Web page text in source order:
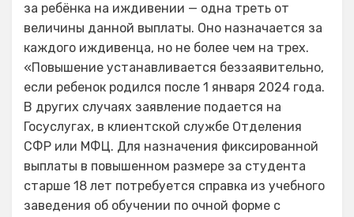
за ребёнка на иждивении — одна треть от
величины данной выплаты. Оно назначается за
каждого иждивенца, но не более чем на трех.
«Повышение устанавливается беззаявительно,
если ребенок родился после 1 января 2024 года.
В других случаях заявление подается на
Госуслугах, в клиентской службе Отделения
СФР или МФЦ. Для назначения фиксированной
выплаты в повышенном размере за студента
старше 18 лет потребуется справка из учебного
заведения об обучении по очной форме с